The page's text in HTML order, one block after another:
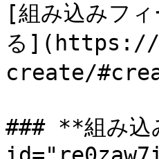
[組み込みフ
る](https://
create/
### **組み